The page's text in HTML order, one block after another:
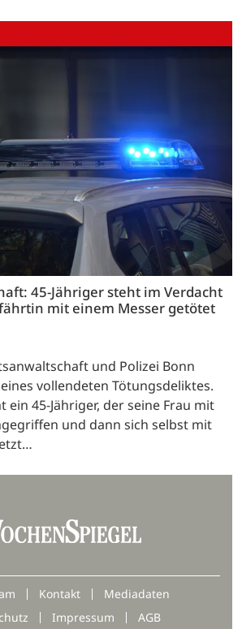
45-Jähriger steht im Verdacht
mit einem Messer getötet
und Polizei Bonn
vollendeten Tötungsdeliktes.
ein 45-Jähriger, der seine Frau mit
und dann sich selbst mit
Kontakt
Mediadaten
Impressum AGB